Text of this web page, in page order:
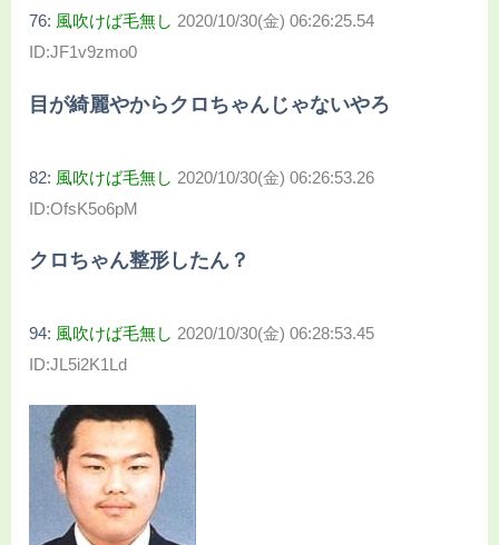
76: 風吹けば毛無し 2020/10/30(金) 06:26:25.54
ID:JF1v9zmo0
目が綺麗やからクロちゃんじゃないやろ
82: 風吹けば毛無し 2020/10/30(金) 06:26:53.26
ID:OfsK5o6pM
クロちゃん整形したん？
94: 風吹けば毛無し 2020/10/30(金) 06:28:53.45
ID:JL5i2K1Ld